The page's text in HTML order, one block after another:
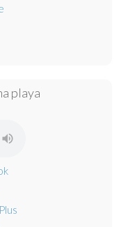
playa